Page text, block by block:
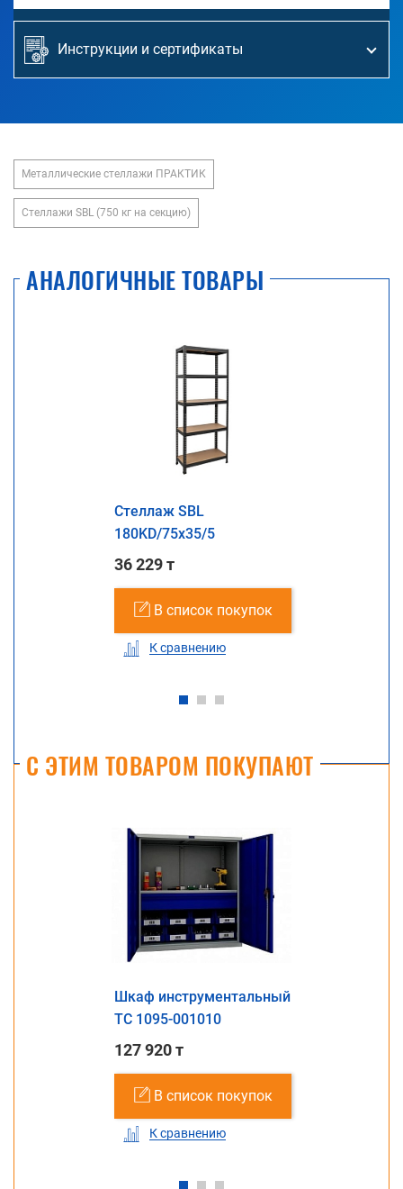
Инструкции и сертификаты
Металлические стеллажи ПРАКТИК
Стеллажи SBL (750 кг на секцию)
АНАЛОГИЧНЫЕ ТОВАРЫ
Стеллаж SBL
180KD/75x35/5
36 229 т
В список покупок
К сравнению
С ЭТИМ ТОВАРОМ ПОКУПАЮТ
Шкаф инструментальный
ТС 1095-001010
127 920 т
В список покупок
К сравнению